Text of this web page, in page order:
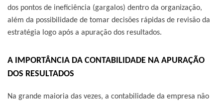
dos pontos de ineficiência (gargalos) dentro da organização,
além da possibilidade de tomar decisões rápidas de revisão da
estratégia logo após a apuração dos resultados.
A IMPORTÂNCIA DA CONTABILIDADE NA APURAÇÃO
DOS RESULTADOS
Na grande maioria das vezes, a contabilidade da empresa não